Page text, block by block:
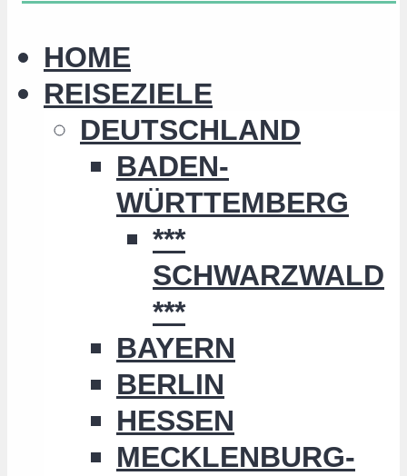
HOME
REISEZIELE
DEUTSCHLAND
BADEN-
WÜRTTEMBERG
***
SCHWARZWALD
***
BAYERN
BERLIN
HESSEN
MECKLENBURG-